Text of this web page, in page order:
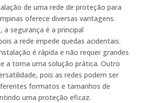
de uma rede de proteção para
oferece diversas vantagens.
a segurança é a principal
a rede impede quedas acidentais.
é rápida e não requer grandes
a torna uma solução prática. Outro
pois as redes podem ser
formatos e tamanhos de
uma proteção eficaz.